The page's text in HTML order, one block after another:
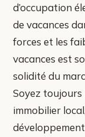
d’occupation
de vacances
forces et les
vacances est
solidité du
Soyez toujours
immobilier